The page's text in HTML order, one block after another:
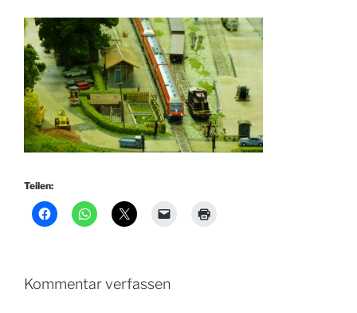
Teilen:
Kommentar verfassen